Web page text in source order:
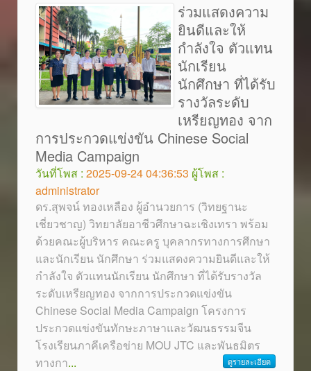
ร่วมแสดงความ
ยินดีและให้
กำลังใจ ตัวแทน
นักเรียน
นักศึกษา ที่ได้รับ
รางวัลระดับ
เหรียญทอง จาก
การประกวดแข่งขัน Chinese Social
Media Campaign
วันที่โพส : 2025-09-24 04:36:53 ผู้โพส :
administrator
ดร.สุพจน์ ทองเหลือง ผู้อำนวยการ (วิทยฐานะ
เชี่ยวชาญ) วิทยาลัยอาชีวศึกษาฉะเชิงเทรา พร้อม
ด้วยคณะผู้บริหาร คณะครู บุคลากรทางการศึกษา
และนักเรียน นักศึกษา ร่วมแสดงความยินดีและให้
กำลังใจ ตัวแทนนักเรียน นักศึกษา ที่ได้รับรางวัล
ระดับเหรียญทอง จากการประกวดแข่งขัน
Chinese Social Media Campaign โครงการ
ประกวดแข่งขันทักษะภาษาและวัฒนธรรมจีน
โรงเรียนภาคีเครือข่าย MOU JTC และพันธมิตร
ทางกา... ดูรายละเอียด